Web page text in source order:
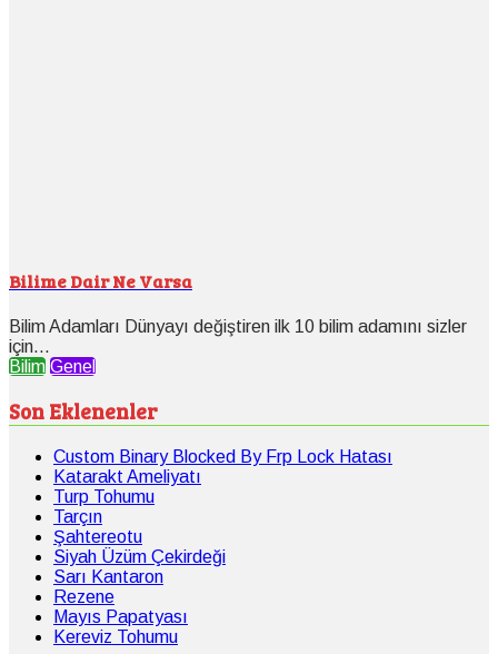
Bilime Dair Ne Varsa
Bilim Adamları Dünyayı değiştiren ilk 10 bilim adamını sizler
için...
Bilim Genel
Son Eklenenler
Custom Binary Blocked By Frp Lock Hatası
Katarakt Ameliyatı
Turp Tohumu
Tarçın
Şahtereotu
Siyah Üzüm Çekirdeği
Sarı Kantaron
Rezene
Mayıs Papatyası
Kereviz Tohumu